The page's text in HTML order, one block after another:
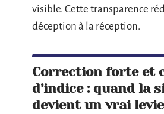
visible. Cette transparence
déception à la réception.
Correction forte et
d’indice : quand la
devient un vrai